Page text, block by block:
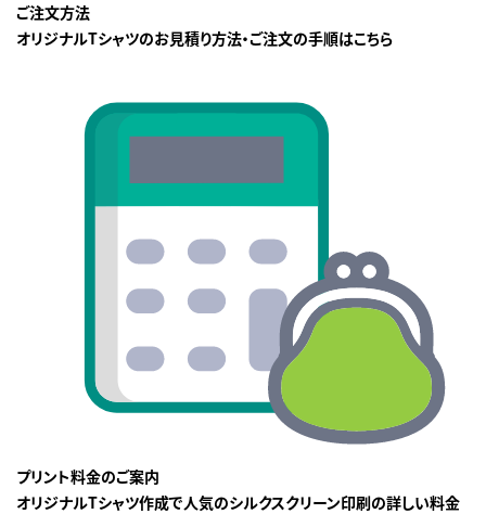
ご注文方法
オリジナルTシャツのお見積り方法・ご注文の手順はこちら
プリント料金のご案内
オリジナルTシャツ作成で人気のシルクスクリーン印刷の詳しい料金